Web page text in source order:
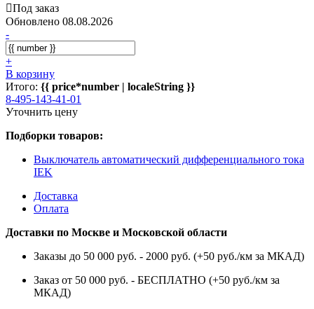
Под заказ
Обновлено 08.08.2026
-
+
В корзину
Итого: {{ price*number | localeString }}
8-495-143-41-01
Уточнить цену
Подборки товаров:
Выключатель автоматический дифференциального тока
IEK
Доставка
Оплата
Доставки по Москве и Московской области
Заказы до 50 000 руб. - 2000 руб. (+50 руб./км за МКАД)
Заказ от 50 000 руб. - БЕСПЛАТНО (+50 руб./км за
МКАД)